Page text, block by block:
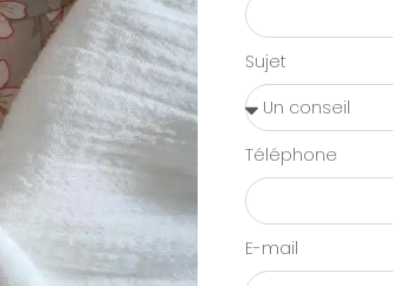
Sujet
Téléphone
E-mail